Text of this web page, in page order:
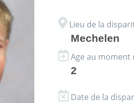
Lieu de la
Mechelen
Age au
2
Date de la